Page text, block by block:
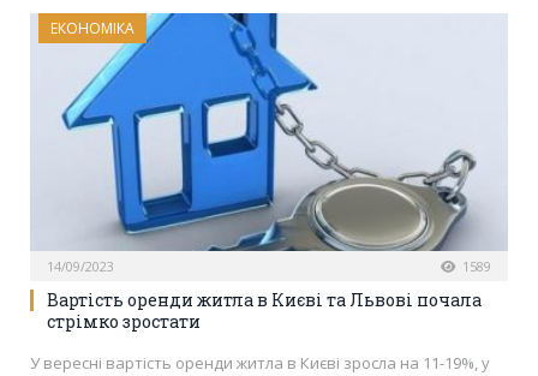
ЕКОНОМІКА
14/09/2023 1589
Вартість оренди житла в Києві та Львові почала
стрімко зростати
У вересні вартість оренди житла в Києві зросла на 11-19%, у